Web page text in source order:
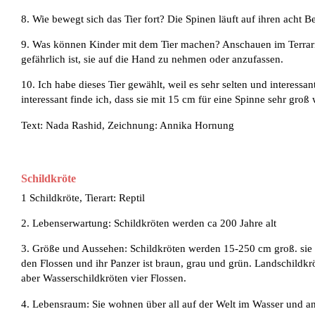
8. Wie bewegt sich das Tier fort? Die Spinen läuft auf ihren acht
9. Was können Kinder mit dem Tier machen? Anschauen im
gefährlich ist, sie auf die Hand zu nehmen oder anzufassen.
10. Ich habe dieses Tier gewählt, weil es sehr selten und
interessant finde ich, dass sie mit 15 cm für eine Spinne sehr groß
Text: Nada Rashid, Zeichnung: Annika Hornung
Schildkröte
1 Schildkröte, Tierart: Reptil
2. Lebenserwartung: Schildkröten werden ca 200 Jahre alt
3. Größe und Aussehen: Schildkröten werden 15-250 cm groß.
den Flossen und ihr Panzer ist braun, grau und grün.
aber Wasserschildkröten vier Flossen.
4. Lebensraum: Sie wohnen über all auf der Welt im Wasser und